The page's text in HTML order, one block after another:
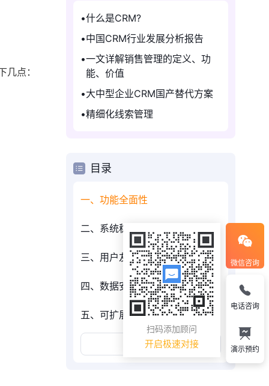
点：
什么是CRM?
中国CRM行业发展分析报告
一文详解销售管理的定义、功
能、价值
大中型企业CRM国产替代方案
精细化线索管理
目录
一、功能全面性
二、系统稳定性
三、用户友好性
四、数据安全性
五、可扩展性
展开更多
微信咨询
扫码添加顾问
开启极速对接
电话咨询
演示预约